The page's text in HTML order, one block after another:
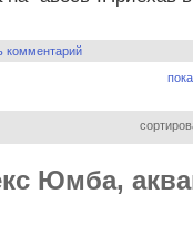
комментарий
Юмба,